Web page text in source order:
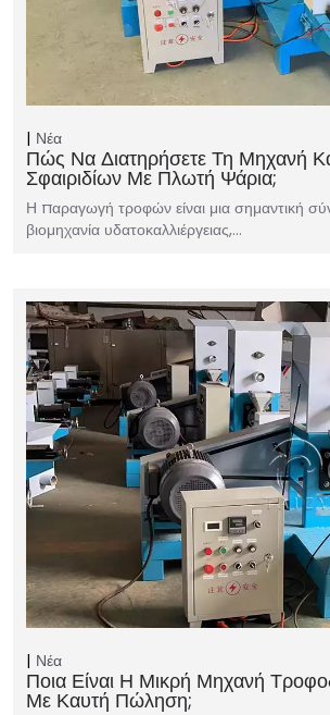
Νέα
Πώς Να Διατηρήσετε Τη Μηχανή
Σφαιριδίων Με Πλωτή Ψάρια;
Η παραγωγή τροφών είναι μια σημαντική
βιομηχανία υδατοκαλλιέργειας,…
Νέα
Ποια Είναι Η Μικρή Μηχανή
Με Καυτή Πώληση;